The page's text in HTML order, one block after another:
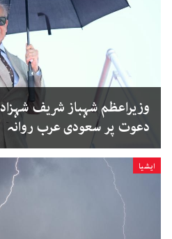
وزیراعظم شہباز شریف
دعوت پر سعودی عرب روانہ
ایشیا